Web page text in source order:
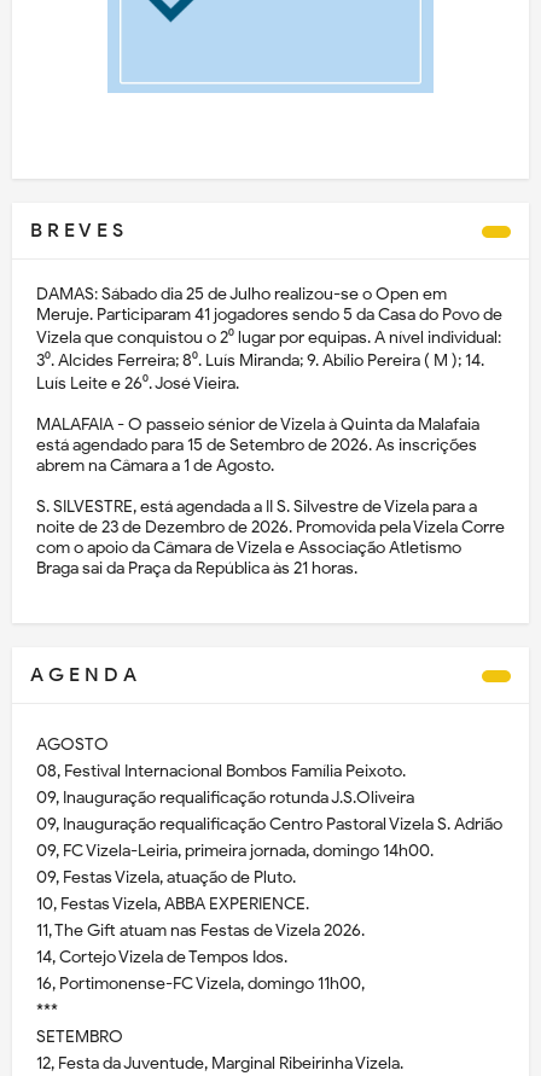
B R E V E S
DAMAS: Sábado dia 25 de Julho realizou-se o Open em
Meruje. Participaram 41 jogadores sendo 5 da Casa do Povo de
Vizela que conquistou o 2⁰ lugar por equipas. A nível individual:
3⁰. Alcides Ferreira; 8⁰. Luís Miranda; 9. Abílio Pereira ( M ); 14.
Luís Leite e 26⁰. José Vieira.
MALAFAIA - O passeio sénior de Vizela à Quinta da Malafaia
está agendado para 15 de Setembro de 2026. As inscrições
abrem na Câmara a 1 de Agosto.
S. SILVESTRE, está agendada a II S. Silvestre de Vizela para a
noite de 23 de Dezembro de 2026. Promovida pela Vizela Corre
com o apoio da Câmara de Vizela e Associação Atletismo
Braga sai da Praça da República às 21 horas.
A G E N D A
AGOSTO
08, Festival Internacional Bombos Família Peixoto.
09, Inauguração requalificação rotunda J.S.Oliveira
09, Inauguração requalificação Centro Pastoral Vizela S. Adrião
09, FC Vizela-Leiria, primeira jornada, domingo 14h00.
09, Festas Vizela, atuação de Pluto.
10, Festas Vizela, ABBA EXPERIENCE.
11, The Gift atuam nas Festas de Vizela 2026.
14, Cortejo Vizela de Tempos Idos.
16, Portimonense-FC Vizela, domingo 11h00,
***
SETEMBRO
12, Festa da Juventude, Marginal Ribeirinha Vizela.